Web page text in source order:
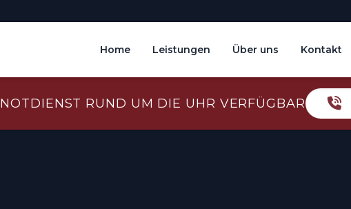
Home Leistungen Über uns Kontakt
NOTDIENST RUND UM DIE UHR VERFÜGBAR